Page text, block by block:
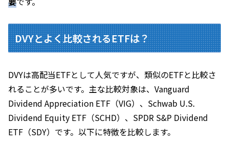
DVYとよく比較されるETFは？
DVYは高配当ETFとして人気ですが、類似のETFと比較さ
れることが多いです。主な比較対象は、Vanguard
Dividend Appreciation ETF（VIG）、Schwab U.S.
Dividend Equity ETF（SCHD）、SPDR S&P Dividend
ETF（SDY）です。以下に特徴を比較します。